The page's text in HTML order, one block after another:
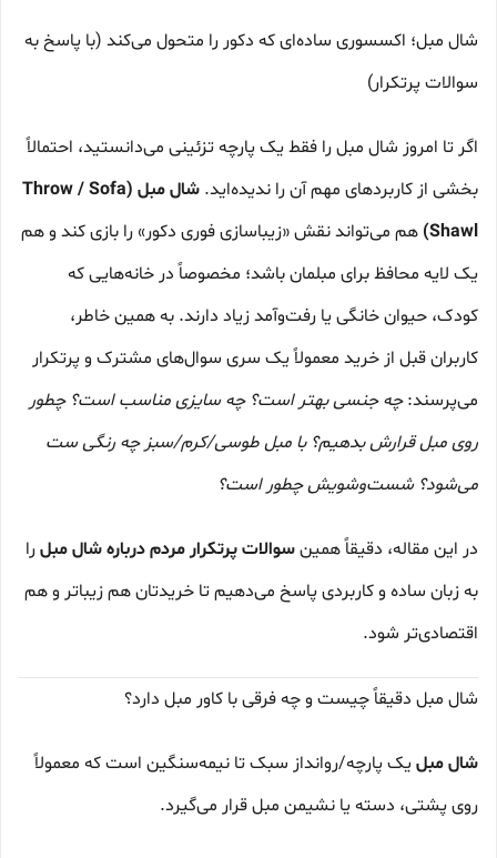
شال مبل؛ اکسسوری ساده‌ای که دکور را متحول می‌کند (با پاسخ به
سوالات پرتکرار)
اگر تا امروز شال مبل را فقط یک پارچه تزئینی می‌دانستید، احتمالاً
بخشی از کاربردهای مهم آن را ندیده‌اید.
شال مبل (Throw / Sofa
Shawl) هم می‌تواند نقش «زیباسازی فوری دکور» را بازی کند و هم
یک لایه محافظ برای مبلمان باشد؛ مخصوصاً در خانه‌هایی که
کودک، حیوان خانگی یا رفت‌وآمد زیاد دارند. به همین خاطر،
کاربران قبل از خرید معمولاً یک سری سوال‌های مشترک و پرتکرار
می‌پرسند:چه جنسی بهتر است؟ چه سایزی مناسب است؟ چطور
روی مبل قرارش بدهیم؟ با مبل طوسی/کرم/سبز چه رنگی ست
می‌شود؟ شست‌وشویش چطور است؟
در این مقاله، دقیقاً همینسوالات پرتکرار مردم درباره شال مبلرا
به زبان ساده و کاربردی پاسخ می‌دهیم تا خریدتان هم زیباتر و هم
اقتصادی‌تر شود.
شال مبل دقیقاً چیست و چه فرقی با کاور مبل دارد؟
شال مبلیک پارچه/روانداز سبک تا نیمه‌سنگین است که معمولاً
روی پشتی، دسته یا نشیمن مبل قرار می‌گیرد.